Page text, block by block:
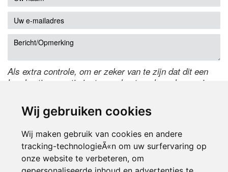
Wij gebruiken cookies
Wij maken gebruik van cookies en andere
tracking-technologieÃ«n om uw surfervaring op
onze website te verbeteren, om
Als extra controle, om er zeker van te zijn dat dit een
handmatige reactie is, typ onderstaande code over in
de code te wijzigen.